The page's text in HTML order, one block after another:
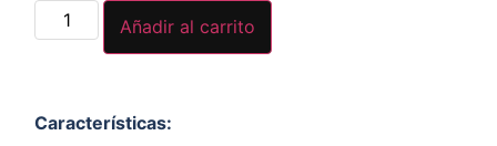
Añadir al carrito
Características: